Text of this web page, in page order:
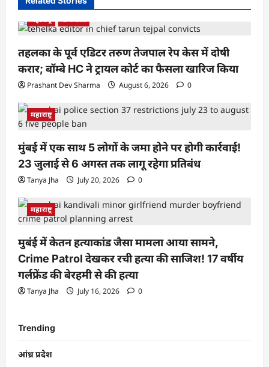
महाराष्ट्र
राजनीति
तहलका के पूर्व एडिटर तरुण तेजपाल रेप केस में दोषी
करार; बॉम्बे HC ने ट्रायल कोर्ट का फैसला खारिज किया
Prashant Dev Sharma August 6, 2026 0
महाराष्ट्र
मुंबई में एक साथ 5 लोगों के जमा होने पर होगी कार्रवाई!
23 जुलाई से 6 अगस्त तक लागू रहेगा प्रतिबंध
Tanya Jha July 20, 2026 0
महाराष्ट्र
मुबंई में केतन हत्याकांड जैसा मामला आया सामने,
Crime Patrol देखकर रची हत्या की साजिश! 17 वर्षीय
गर्लफ्रेंड की बेरहमी से की हत्या
Tanya Jha July 16, 2026 0
Trending
आंध्र प्रदेश